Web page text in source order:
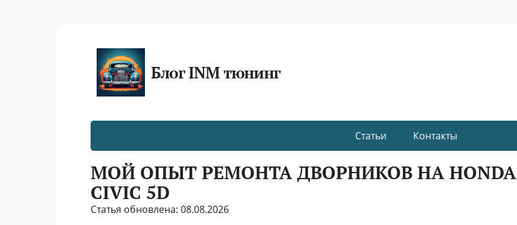
Блог INM тюнинг
Статьи Контакты
МОЙ ОПЫТ РЕМОНТА ДВОРНИКОВ НА HONDA
CIVIC 5D
Статья обновлена: 08.08.2026